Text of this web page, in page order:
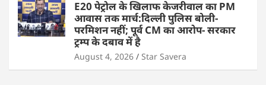
E20 पेट्रोल के खिलाफ केजरीवाल का PM
आवास तक मार्च:दिल्ली पुलिस बोली-
परमिशन नहीं; पूर्व CM का आरोप- सरकार
ट्रम्प के दबाव में है
August 4, 2026 Star Savera